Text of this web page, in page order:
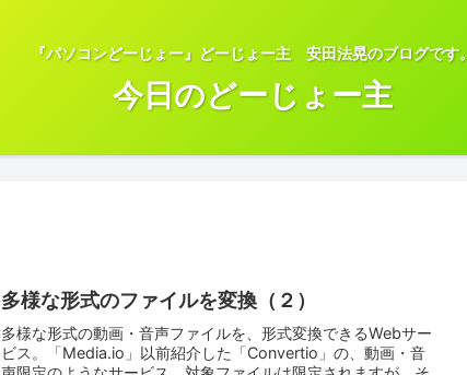
『パソコンどーじょー』どーじょー主 安田法晃のブログです。
今日のどーじょー主
多様な形式のファイルを変換（２）
多様な形式の動画・音声ファイルを、形式変換できるWebサー
ビス。「Media.io」以前紹介した「Convertio」の、動画・音